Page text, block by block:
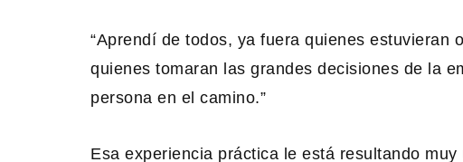
“Aprendí de todos, ya fuera quienes estuvieran
quienes tomaran las grandes decisiones de la
persona en el camino.”
Esa experiencia práctica le está resultando